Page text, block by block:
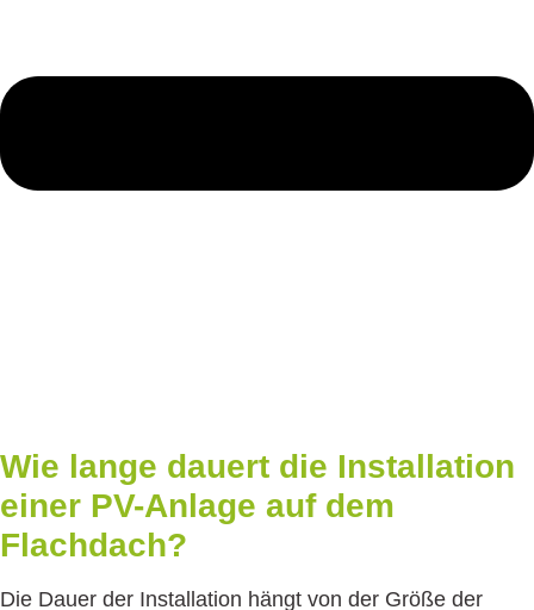
Wie lange dauert die Installation
einer PV-Anlage auf dem
Flachdach?
Die Dauer der Installation hängt von der Größe der